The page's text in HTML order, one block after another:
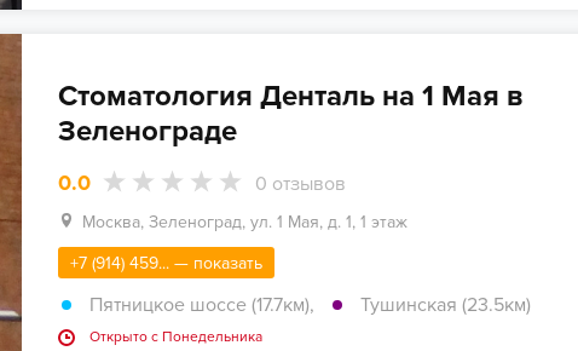
Стоматология Денталь на 1 Мая в
Зеленограде
0.0 0 отзывов
Москва, Зеленоград, ул. 1 Мая, д. 1, 1 этаж
+7 (914) 459... — показать
Пятницкое шоссе (17.7км), Тушинская (23.5км)
Открыто c Понедельника